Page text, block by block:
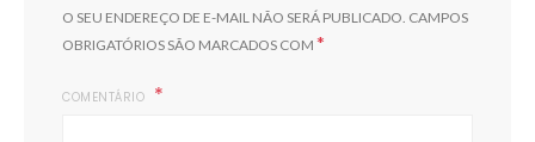
O SEU ENDEREÇO DE E-MAIL NÃO SERÁ PUBLICADO. CAMPOS
OBRIGATÓRIOS SÃO MARCADOS COM *
COMENTÁRIO